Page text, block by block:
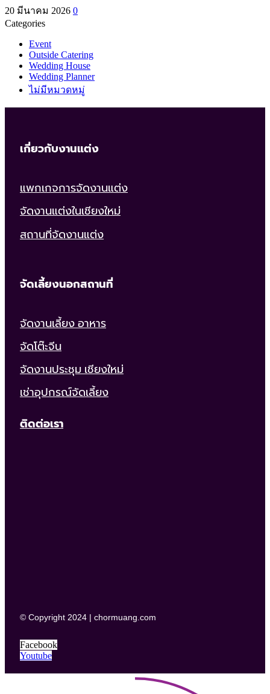
20 มีนาคม 2026 0
Categories
Event
Outside Catering
Wedding House
Wedding Planner
ไม่มีหมวดหมู่
เกี่ยวกับงานแต่ง
แพกเกจการจัดงานแต่ง
จัดงานแต่งในเชียงใหม่
สถานที่จัดงานแต่ง
จัดเลี้ยงนอกสถานที่
จัดงานเลี้ยง อาหาร
จัดโต๊ะจีน
จัดงานประชุม เชียงใหม่
เช่าอุปกรณ์จัดเลี้ยง
ติดต่อเรา
© Copyright 2024 | chormuang.com
Facebook
Youtube